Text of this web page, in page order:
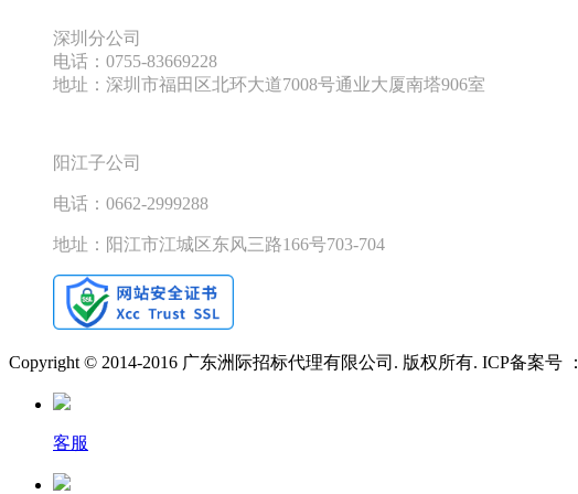
深圳分公司
电话： 0755-83669228
地址：深圳市福田区北环大道7008号通业大厦南塔906室
阳江子公司
电话： 0662-2999288
地址：阳江市江城区东风三路166号703-704
Copyright © 2014-2016 广东洲际招标代理有限公司. 版权所有. ICP备案号 ：
客服